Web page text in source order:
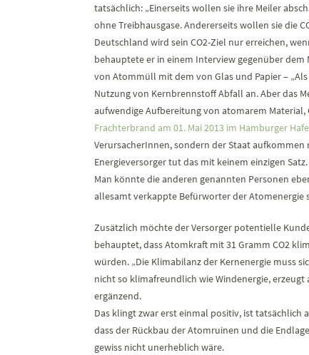
tatsächlich: „Einerseits wollen sie ihre Meiler
ohne Treibhausgase. Andererseits wollen sie die
Deutschland wird sein CO2-Ziel nur erreichen,
behauptete er in einem Interview gegenüber dem
von Atommüll mit dem von Glas und Papier –
Nutzung von Kernbrennstoff Abfall an. Aber das
aufwendige Aufbereitung von atomarem
Frachterbrand am 01. Mai 2013 im Hamburger
VerursacherInnen, sondern der Staat
Energieversorger tut das mit keinem einzigen Satz.
Man könnte die anderen genannten Personen
allesamt verkappte Befürworter der Atomenergie
Zusätzlich möchte der Versorger potentielle
behauptet, dass Atomkraft mit 31 Gramm CO2
würden. „Die Klimabilanz der Kernenergie muss
nicht so klimafreundlich wie Windenergie,
ergänzend.
Das klingt zwar erst einmal positiv, ist tatsächlich
dass der Rückbau der Atomruinen und die
gewiss nicht unerheblich wäre.